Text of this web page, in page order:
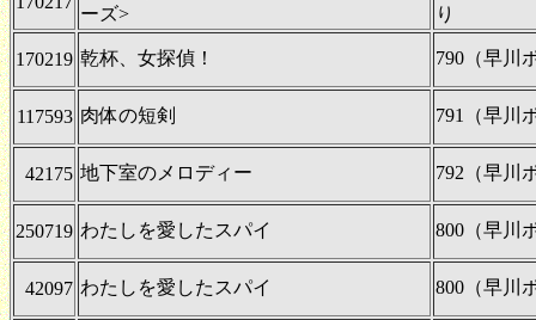
ーズ>
り
170219 乾杯、女探偵！ 790（早川
117593 肉体の短剣 791（早川
42175 地下室のメロディー 792（早川
250719 わたしを愛したスパイ 800（早川
42097 わたしを愛したスパイ 800（早川